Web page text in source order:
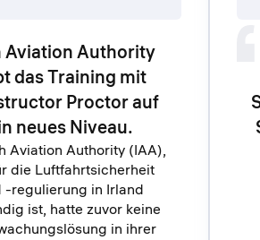
Aviation Authority
das Training mit
Proctor auf
neues Niveau.
Aviation Authority (IAA),
die Luftfahrtsicherheit
-regulierung in Irland
ist, hatte zuvor keine
in ihrer